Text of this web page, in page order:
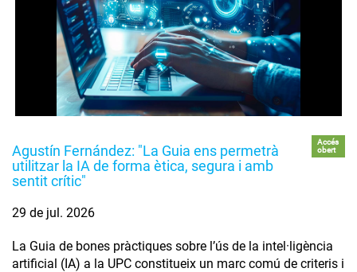
Agustín Fernández: "La Guia ens permetrà
utilitzar la IA de forma ètica, segura i amb
sentit crític"
Accés
obert
29 de jul. 2026
La Guia de bones pràctiques sobre l’ús de la intel·ligència
artificial (IA) a la UPC constitueix un marc comú de criteris i